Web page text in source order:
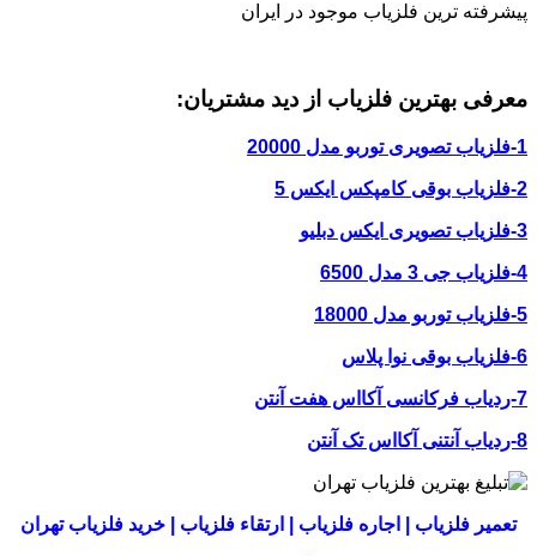
ترین فلزیاب موجود در ایران
بهترین فلزیاب از دید مشتریان:
فلزیاب | اجاره فلزیاب | ارتقاء فلزیاب | خرید فلزیاب تهران